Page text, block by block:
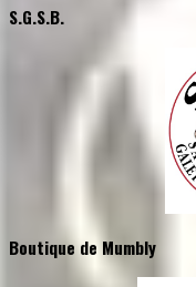
S.G.S.B.
Boutique de Mumbly